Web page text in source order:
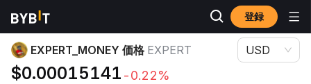
登録
暗号資産価格
EXPERT_MONEY 価格 EXPERT
$0.00015141 -0.22%
USD